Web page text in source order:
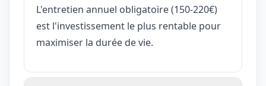
L'entretien annuel obligatoire (150-220€)
est l'investissement le plus rentable pour
maximiser la durée de vie.